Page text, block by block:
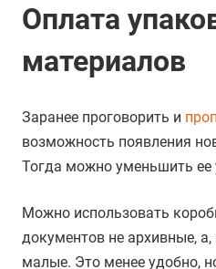
Оплата
материалов
Заранее проговорить и
возможность появления
Тогда можно уменьшить ее
Можно использовать
документов не архивные,
малые. Это менее удобно,